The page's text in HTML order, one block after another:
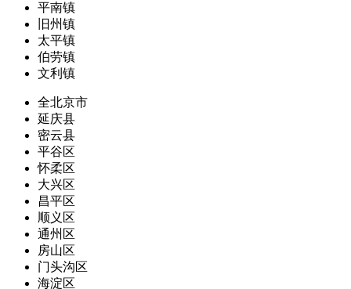
平南镇
旧州镇
太平镇
伯劳镇
文利镇
全北京市
延庆县
密云县
平谷区
怀柔区
大兴区
昌平区
顺义区
通州区
房山区
门头沟区
海淀区